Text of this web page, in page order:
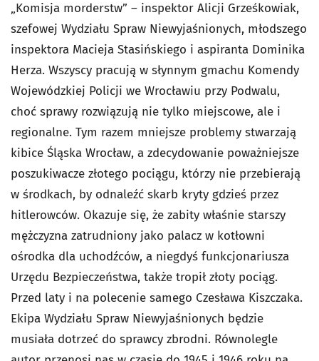
„Komisja morderstw” – inspektor Alicji Grześkowiak,
szefowej Wydziału Spraw Niewyjaśnionych, młodszego
inspektora Macieja Stasińskiego i aspiranta Dominika
Herza. Wszyscy pracują w słynnym gmachu Komendy
Wojewódzkiej Policji we Wrocławiu przy Podwalu,
choć sprawy rozwiązują nie tylko miejscowe, ale i
regionalne. Tym razem mniejsze problemy stwarzają
kibice Śląska Wrocław, a zdecydowanie poważniejsze
poszukiwacze złotego pociągu, którzy nie przebierają
w środkach, by odnaleźć skarb kryty gdzieś przez
hitlerowców. Okazuje się, że zabity właśnie starszy
mężczyzna zatrudniony jako palacz w kotłowni
ośrodka dla uchodźców, a niegdyś funkcjonariusza
Urzędu Bezpieczeństwa, także tropił złoty pociąg.
Przed laty i na polecenie samego Czesława Kiszczaka.
Ekipa Wydziału Spraw Niewyjaśnionych będzie
musiała dotrzeć do sprawcy zbrodni. Równolegle